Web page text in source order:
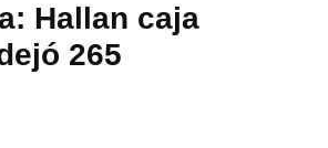
Hallan caja
265